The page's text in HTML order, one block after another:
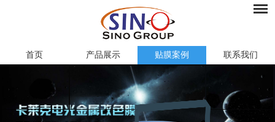
首页 产品展示 贴膜案例 联系我们